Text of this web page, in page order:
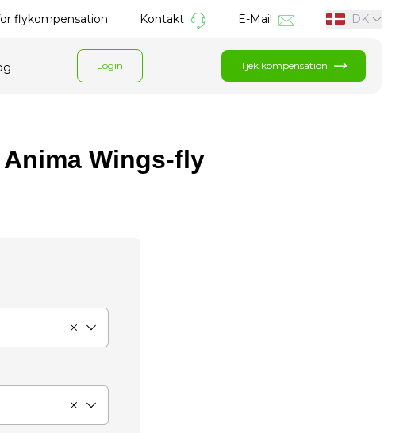
flykompensation Kontakt E-Mail DK
Login Tjek kompensation
Wings-fly